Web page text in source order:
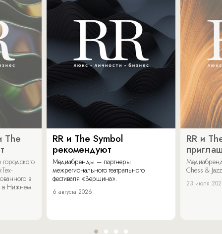
The
в
в Нижнем
RR и The Symbol
рекомендуют
Медиабренды – партнеры
межрегионального театрального
фестиваля «Вершина».
6 августа 2026
RR и
Chess &
23 июля